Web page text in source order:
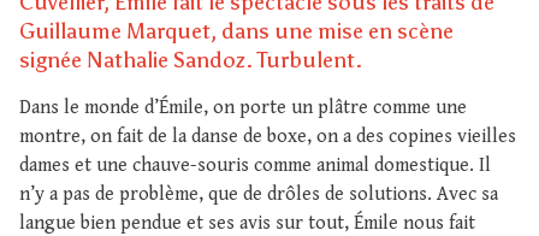
Guillaume Marquet, dans une mise en scène
signée Nathalie Sandoz. Turbulent.
Dans le monde d’Émile, on porte un plâtre comme une
montre, on fait de la danse de boxe, on a des copines vieilles
dames et une chauve-souris comme animal domestique. Il
n’y a pas de problème, que de drôles de solutions. Avec sa
langue bien pendue et ses avis sur tout, Émile nous fait